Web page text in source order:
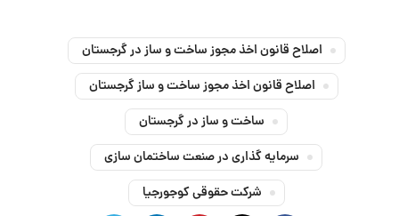
اصلاح قانون اخذ مجوز ساخت و ساز در گرجستان
اصلاح قانون اخذ مجوز ساخت و ساز گرجستان
ساخت و ساز در گرجستان
سرمایه گذاری در صنعت ساختمان سازی
شرکت حقوقی کوجورجیا